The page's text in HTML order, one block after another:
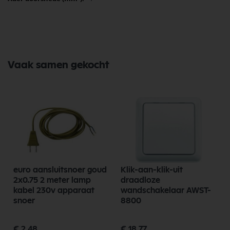
Vaak samen gekocht
euro aansluitsnoer goud
2x0.75 2 meter lamp
kabel 230v apparaat
snoer
Klik-aan-klik-uit
draadloze
wandschakelaar AWST-
8800